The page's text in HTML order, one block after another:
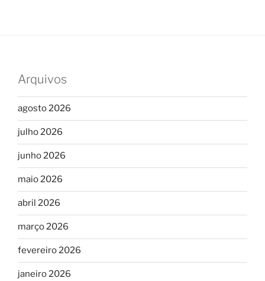
Arquivos
agosto 2026
julho 2026
junho 2026
maio 2026
abril 2026
março 2026
fevereiro 2026
janeiro 2026